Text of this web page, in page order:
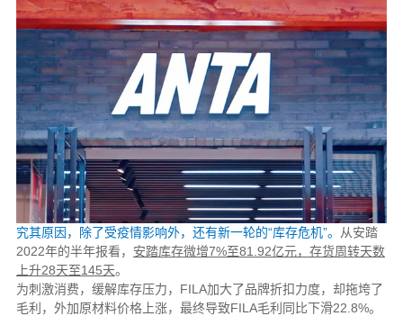
究其原因，除了受疫情影响外，还有新一轮的“库存危机”。
从安踏
2022年的半年报看， 安踏库存微增7%至81.92亿元，存货周转天数
上升28天至145天。
为刺激消费，缓解库存压力，FILA加大了品牌折扣力度，却拖垮了
毛利，外加原材料价格上涨，最终导致FILA毛利同比下滑22.8%。